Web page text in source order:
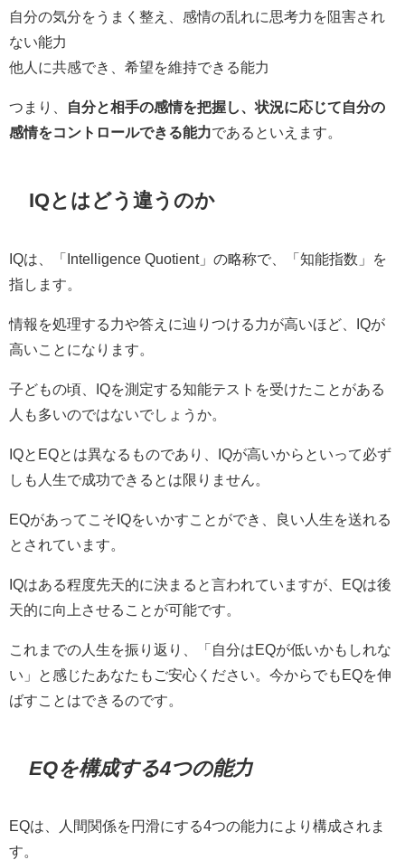
自分の気分をうまく整え、感情の乱れに思考力を阻害され
ない能力
他人に共感でき、希望を維持できる能力
つまり、
自分と相手の感情を把握し、状況に応じて自分の
感情をコントロールできる能力であるといえます。
IQとはどう違うのか
IQは、「Intelligence Quotient」の略称で、「知能指数」を
指します。
情報を処理する力や答えに辿りつける力が高いほど、IQが
高いことになります。
子どもの頃、IQを測定する知能テストを受けたことがある
人も多いのではないでしょうか。
IQとEQとは異なるものであり、IQが高いからといって必ず
しも人生で成功できるとは限りません。
EQがあってこそIQをいかすことができ、良い人生を送れる
とされています。
IQはある程度先天的に決まると言われていますが、EQは後
天的に向上させることが可能です。
これまでの人生を振り返り、「自分はEQが低いかもしれな
い」と感じたあなたもご安心ください。今からでもEQを伸
ばすことはできるのです。
EQを構成する4つの能力
EQは、人間関係を円滑にする4つの能力により構成されま
す。